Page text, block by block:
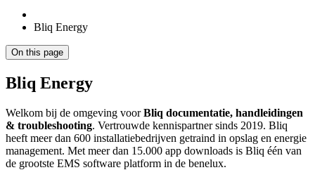
Bliq Energy
On this page
Bliq Energy
Welkom bij de omgeving voorBliq documentatie, handleidingen
& troubleshooting. Vertrouwde kennispartner sinds 2019. Bliq
heeft meer dan 600 installatiebedrijven getraind in opslag en energie
management. Met meer dan 15.000 app downloads is Bliq één van
de grootste EMS software platform in de benelux.